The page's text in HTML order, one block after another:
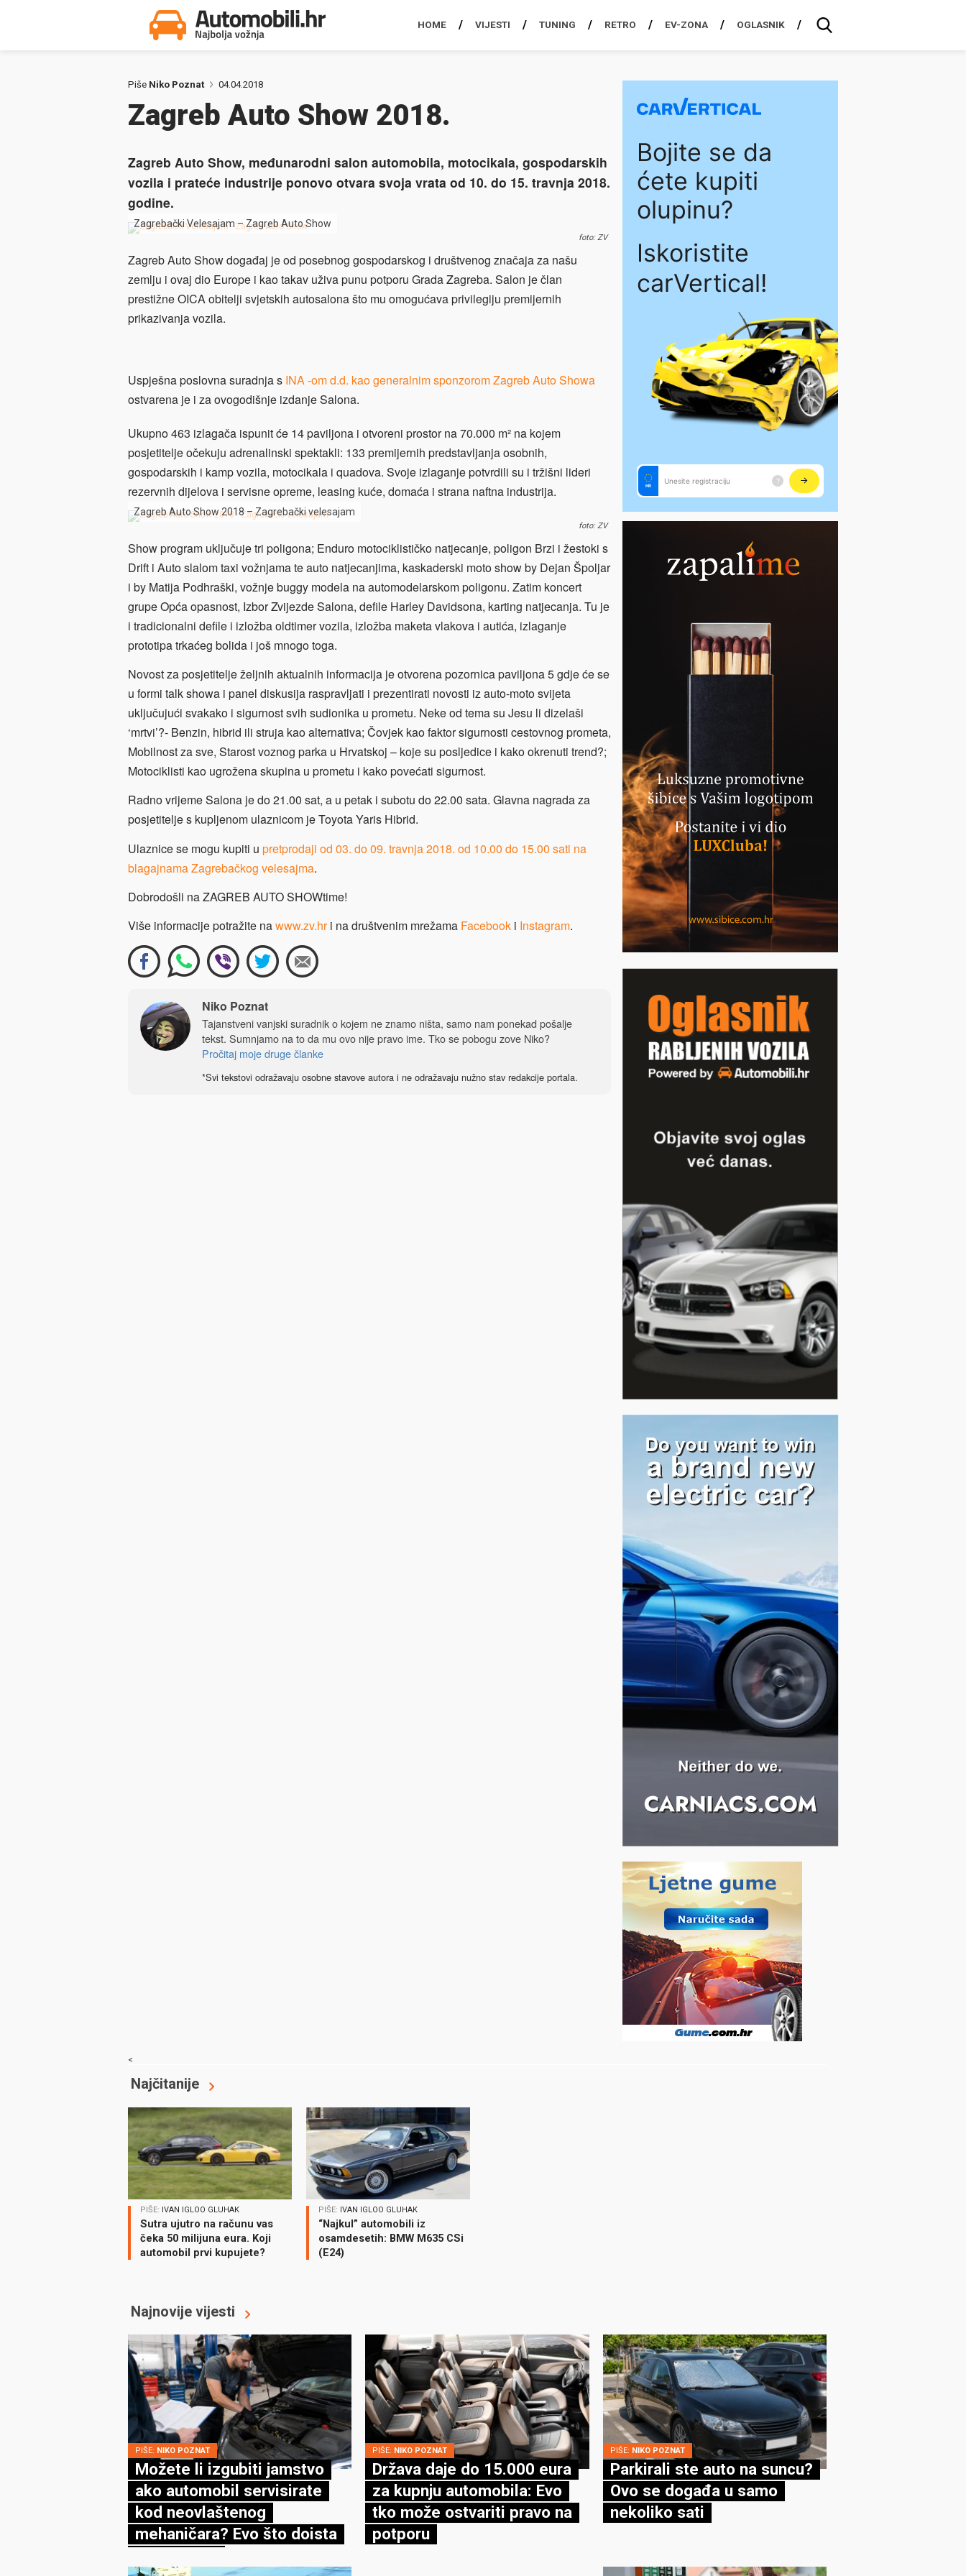
HOME VIJESTI TUNING RETRO EV-ZONA OGLASNIK
Piše Niko Poznat 04.04.2018
Zagreb Auto Show 2018.
Zagreb Auto Show, međunarodni salon automobila, motocikala, gospodarskih
vozila i prateće industrije ponovo otvara svoja vrata od 10. do 15. travnja 2018.
godine.
Zagrebački Velesajam – Zagreb Auto Show
foto: ZV
Zagreb Auto Show događaj je od posebnog gospodarskog i društvenog značaja za našu
zemlju i ovaj dio Europe i kao takav uživa punu potporu Grada Zagreba. Salon je član
prestižne OICA obitelji svjetskih autosalona što mu omogućava privilegiju premijernih
prikazivanja vozila.
Uspješna poslovna suradnja s INA -om d.d. kao generalnim sponzorom Zagreb Auto Showa
ostvarena je i za ovogodišnje izdanje Salona.
Ukupno 463 izlagača ispunit će 14 paviljona i otvoreni prostor na 70.000 m² na kojem
posjetitelje očekuju adrenalinski spektakli: 133 premijernih predstavljanja osobnih,
gospodarskih i kamp vozila, motocikala i quadova. Svoje izlaganje potvrdili su i tržišni lideri
rezervnih dijelova i servisne opreme, leasing kuće, domaća i strana naftna industrija.
Zagreb Auto Show 2018 – Zagrebački velesajam
foto: ZV
Show program uključuje tri poligona; Enduro motociklističko natjecanje, poligon Brzi i žestoki s
Drift i Auto slalom taxi vožnjama te auto natjecanjima, kaskaderski moto show by Dejan Špoljar
i by Matija Podhraški, vožnje buggy modela na automodelarskom poligonu. Zatim koncert
grupe Opća opasnost, Izbor Zvijezde Salona, defile Harley Davidsona, karting natjecanja. Tu je
i tradicionalni defile i izložba oldtimer vozila, izložba maketa vlakova i autića, izlaganje
prototipa trkaćeg bolida i još mnogo toga.
Novost za posjetitelje željnih aktualnih informacija je otvorena pozornica paviljona 5 gdje će se
u formi talk showa i panel diskusija raspravljati i prezentirati novosti iz auto-moto svijeta
uključujući svakako i sigurnost svih sudionika u prometu. Neke od tema su Jesu li dizelaši
‘mrtvi’?- Benzin, hibrid ili struja kao alternativa; Čovjek kao faktor sigurnosti cestovnog prometa,
Mobilnost za sve, Starost voznog parka u Hrvatskoj – koje su posljedice i kako okrenuti trend?;
Motociklisti kao ugrožena skupina u prometu i kako povećati sigurnost.
Radno vrijeme Salona je do 21.00 sat, a u petak i subotu do 22.00 sata. Glavna nagrada za
posjetitelje s kupljenom ulaznicom je Toyota Yaris Hibrid.
Ulaznice se mogu kupiti u pretprodaji od 03. do 09. travnja 2018. od 10.00 do 15.00 sati na
blagajnama Zagrebačkog velesajma.
Dobrodošli na ZAGREB AUTO SHOWtime!
Više informacije potražite nawww.zv.hri na društvenim mrežama Facebook i Instagram.
Niko Poznat
Tajanstveni vanjski suradnik o kojem ne znamo ništa, samo nam ponekad pošalje
tekst. Sumnjamo na to da mu ovo nije pravo ime. Tko se pobogu zove Niko?
Pročitaj moje druge članke
*Svi tekstovi odražavaju osobne stavove autora i ne odražavaju nužno stav redakcije portala.
<
Najčitanije
PIŠE: IVAN IGLOO GLUHAK
Sutra ujutro na računu vas
čeka 50 milijuna eura. Koji
automobil prvi kupujete?
PIŠE: IVAN IGLOO GLUHAK
“Najkul” automobili iz
osamdesetih: BMW M635 CSi
(E24)
Najnovije vijesti
PIŠE: NIKO POZNAT
Možete li izgubiti jamstvo
ako automobil servisirate
kod neovlaštenog
mehaničara? Evo što doista
PIŠE: NIKO POZNAT
Država daje do 15.000 eura
za kupnju automobila: Evo
tko može ostvariti pravo na
potporu
PIŠE: NIKO POZNAT
Parkirali ste auto na suncu?
Ovo se događa u samo
nekoliko sati